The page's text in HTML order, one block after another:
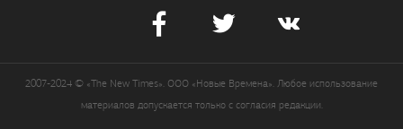
2007-2024 © «The New Times». ООО «Новые Времена». Любое использование
материалов допускается только с согласия редакции.